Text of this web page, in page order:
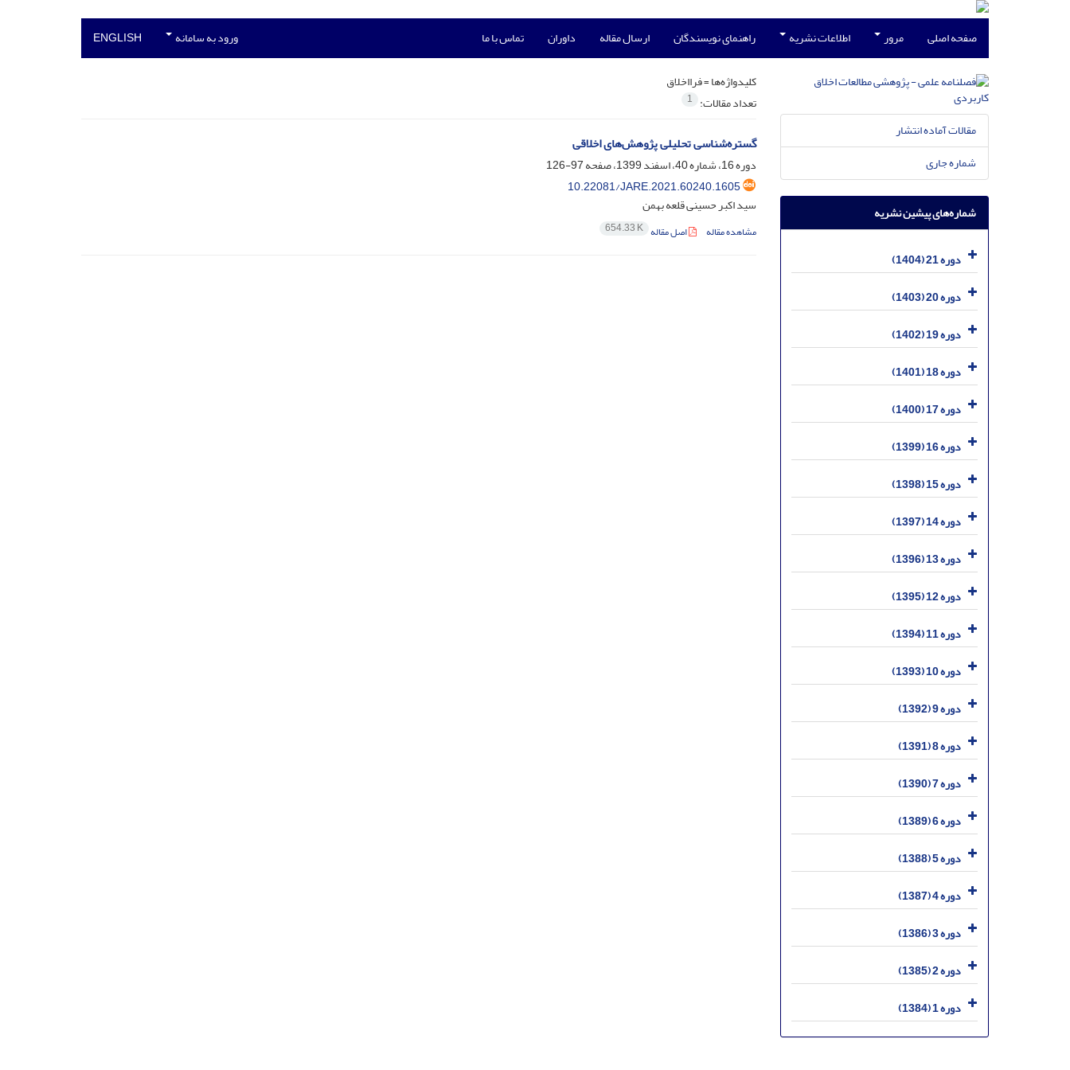
صفحه اصلی مرور اطلاعات نشریه راهنمای نویسندگان ارسال مقاله داوران تماس با ما ورود به سامانه ENGLISH
کلیدواژه‌ها =فرااخلاق
تعداد مقالات: 1
گستره‌شناسی تحلیلی پژوهش‌های اخلاقی
دوره 16، شماره 40، اسفند 1399، صفحه
97-126
10.22081/JARE.2021.60240.1605
سید اکبر حسینی قلعه بهمن
مشاهده مقاله اصل مقاله 654.33 K
مقالات آماده انتشار
شماره جاری
شماره‌های پیشین نشریه
دوره 21 (1404)
دوره 20 (1403)
دوره 19 (1402)
دوره 18 (1401)
دوره 17 (1400)
دوره 16 (1399)
دوره 15 (1398)
دوره 14 (1397)
دوره 13 (1396)
دوره 12 (1395)
دوره 11 (1394)
دوره 10 (1393)
دوره 9 (1392)
دوره 8 (1391)
دوره 7 (1390)
دوره 6 (1389)
دوره 5 (1388)
دوره 4 (1387)
دوره 3 (1386)
دوره 2 (1385)
دوره 1 (1384)